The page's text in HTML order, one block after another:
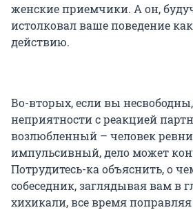
женские приемчики. А он,
истолковал ваше поведение
действию.
Во-вторых, если вы
неприятности с реакцией
возлюбленный – человек
импульсивный, дело может
Потрудитесь-ка объяснить, о
собеседник, заглядывая вам в
хихикали, все время